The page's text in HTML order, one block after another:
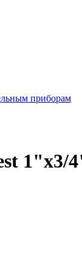
приборам
1"x3/